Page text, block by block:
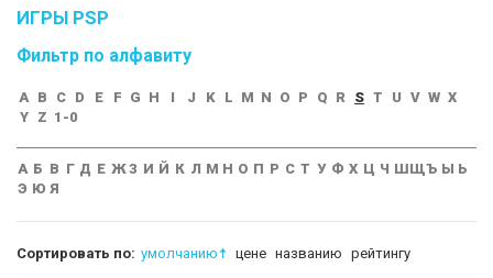
ИГРЫ PSP
Фильтр по алфавиту
A B C D E F G H I J K L M N O P Q R S T U V W X
Y
Z 1-0
А Б В Г Д Е ЖЗ И Й К Л М Н О П Р С Т У Ф Х Ц Ч ШЩЪ Ы Ь
Э Ю Я
Сортировать по: умолчанию цене названию рейтингу